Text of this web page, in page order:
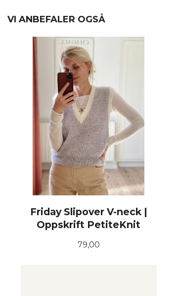
VI ANBEFALER OGSÅ
Friday Slipover V-neck |
Oppskrift PetiteKnit
Pris
79,00